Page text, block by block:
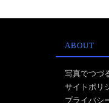
ABOUT
写真でつづ
サイトポリ
プライバシ